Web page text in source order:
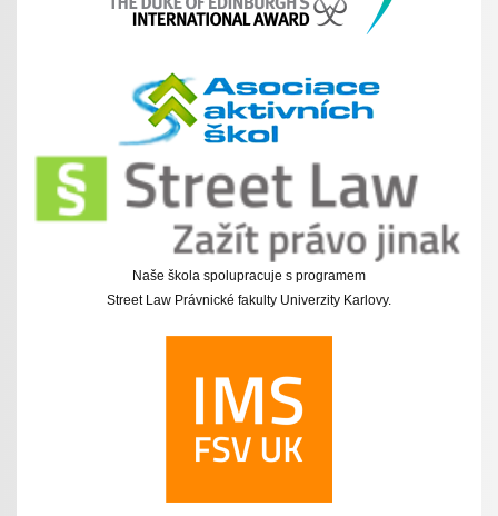
Naše škola spolupracuje s programem
Street Law Právnické fakulty Univerzity Karlovy.